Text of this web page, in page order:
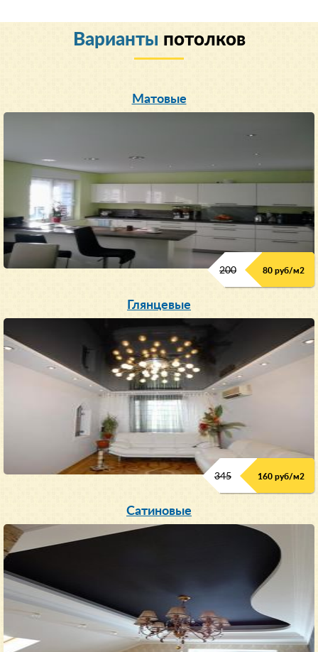
Варианты потолков
Матовые
200 80 руб/м2
Глянцевые
345 160 руб/м2
Сатиновые